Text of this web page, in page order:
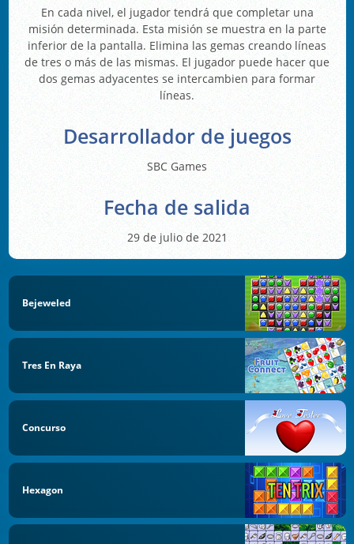
En cada nivel, el jugador tendrá que completar una
misión determinada. Esta misión se muestra en la parte
inferior de la pantalla. Elimina las gemas creando líneas
de tres o más de las mismas. El jugador puede hacer que
dos gemas adyacentes se intercambien para formar
líneas.
Desarrollador de juegos
SBC Games
Fecha de salida
29 de julio de 2021
Bejeweled
Tres En Raya
Concurso
Hexagon